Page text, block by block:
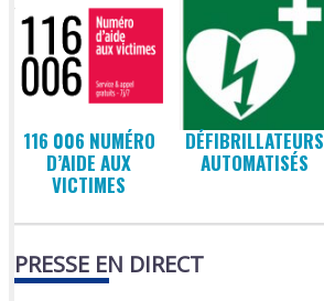
116 006 NUMÉRO
D’AIDE AUX
VICTIMES
DÉFIBRILLATEURS
AUTOMATISÉS
PRESSE EN DIRECT